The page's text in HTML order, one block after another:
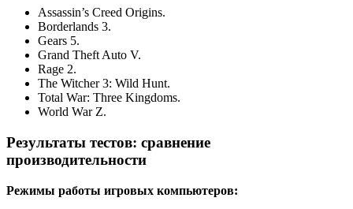
Assassin’s Creed Origins.
Borderlands 3.
Gears 5.
Grand Theft Auto V.
Rage 2.
The Witcher 3: Wild Hunt.
Total War: Three Kingdoms.
World War Z.
Результаты тестов: сравнение
производительности
Режимы работы игровых компьютеров: